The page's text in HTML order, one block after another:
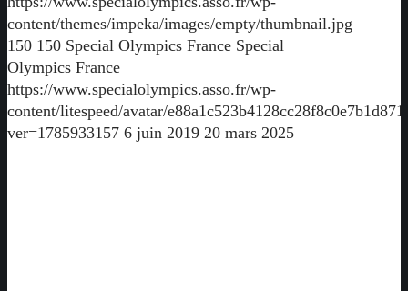
content/themes/impeka/images/empty/thumbnail.jpg
150 150 Special Olympics France Special
Olympics France
https://www.specialolympics.asso.fr/wp-
content/litespeed/avatar/
ver=1785933157 6 juin 2019 20 mars 2025